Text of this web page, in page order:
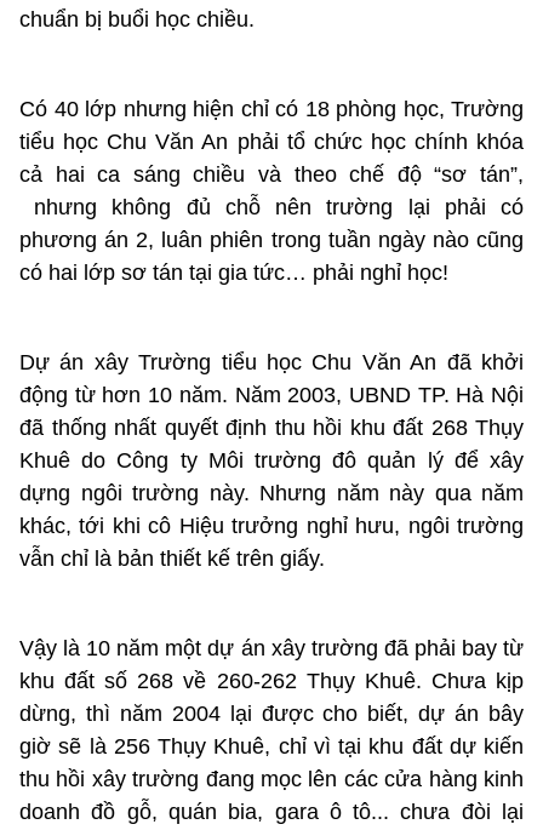
chuẩn bị buổi học chiều.
Có 40 lớp nhưng hiện chỉ có 18 phòng học, Trường
tiểu học Chu Văn An phải tổ chức học chính khóa
cả hai ca sáng chiều và theo chế độ “sơ tán”,
nhưng không đủ chỗ nên trường lại phải có
phương án 2, luân phiên trong tuần ngày nào cũng
có hai lớp sơ tán tại gia tức… phải nghỉ học!
Dự án xây Trường tiểu học Chu Văn An đã khởi
động từ hơn 10 năm. Năm 2003, UBND TP. Hà Nội
đã thống nhất quyết định thu hồi khu đất 268 Thụy
Khuê do Công ty Môi trường đô quản lý để xây
dựng ngôi trường này. Nhưng năm này qua năm
khác, tới khi cô Hiệu trưởng nghỉ hưu, ngôi trường
vẫn chỉ là bản thiết kế trên giấy.
Vậy là 10 năm một dự án xây trường đã phải bay từ
khu đất số 268 về 260-262 Thụy Khuê. Chưa kịp
dừng, thì năm 2004 lại được cho biết, dự án bây
giờ sẽ là 256 Thụy Khuê, chỉ vì tại khu đất dự kiến
thu hồi xây trường đang mọc lên các cửa hàng kinh
doanh đồ gỗ, quán bia, gara ô tô... chưa đòi lại